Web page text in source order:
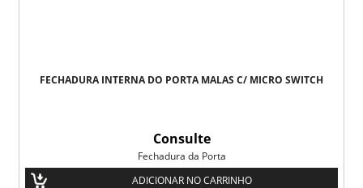
FECHADURA INTERNA DO PORTA MALAS C/ MICRO SWITCH
Consulte
Fechadura da Porta
ADICIONAR NO CARRINHO